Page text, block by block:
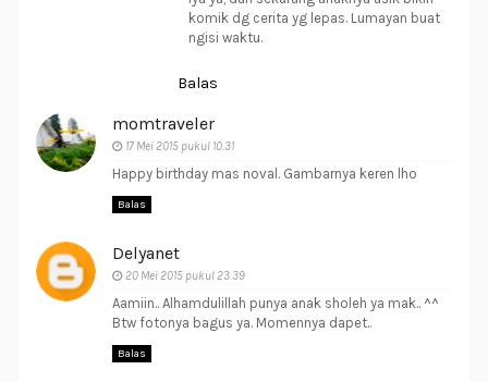
komik dg cerita yg lepas. Lumayan buat
ngisi waktu.
Balas
momtraveler
17 Mei 2015 pukul 10.31
Happy birthday mas noval. Gambarnya keren lho
Balas
Delyanet
20 Mei 2015 pukul 23.39
Aamiin.. Alhamdulillah punya anak sholeh ya mak.. ^^
Btw fotonya bagus ya. Momennya dapet..
Balas